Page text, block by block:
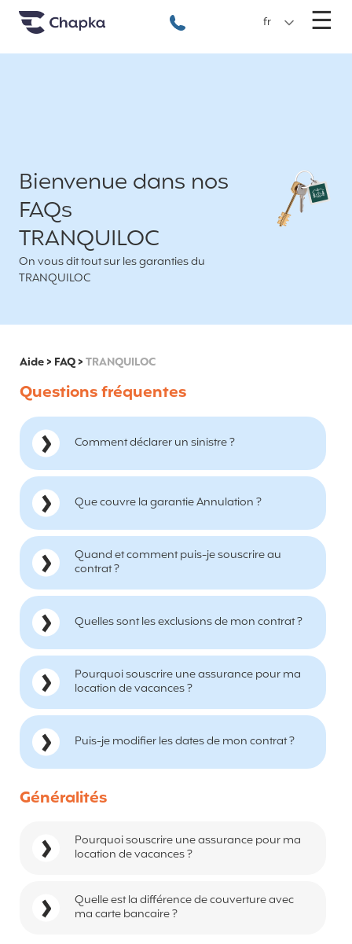
Chapka Assurances Voyages
+33 1 74 85 50 50
fr ☰
Bienvenue dans nos
FAQs
TRANQUILOC
On vous dit tout sur les garanties du
TRANQUILOC
Aide> FAQ>TRANQUILOC
Questions fréquentes
Comment déclarer un sinistre ?
Que couvre la garantie Annulation ?
Quand et comment puis-je souscrire au
contrat ?
Quelles sont les exclusions de mon contrat ?
Pourquoi souscrire une assurance pour ma
location de vacances ?
Puis-je modifier les dates de mon contrat ?
Généralités
Pourquoi souscrire une assurance pour ma
location de vacances ?
Quelle est la différence de couverture avec
ma carte bancaire ?